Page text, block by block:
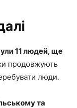
11 людей, ще
продовжують
люди.
та